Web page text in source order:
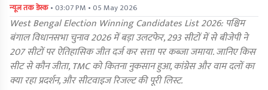
न्यूज तक डेस्क • 03:07 PM • 05 May 2026
West Bengal Election Winning Candidates List 2026: पश्चिम
बंगाल विधानसभा चुनाव 2026 में बड़ा उलटफेर, 293 सीटों में से बीजेपी ने
207 सीटों पर ऐतिहासिक जीत दर्ज कर सत्ता पर कब्जा जमाया. जानिए किस
सीट से कौन जीता, TMC को कितना नुकसान हुआ, कांग्रेस और वाम दलों का
क्या रहा प्रदर्शन, और सीटवाइज रिजल्ट की पूरी लिस्ट.